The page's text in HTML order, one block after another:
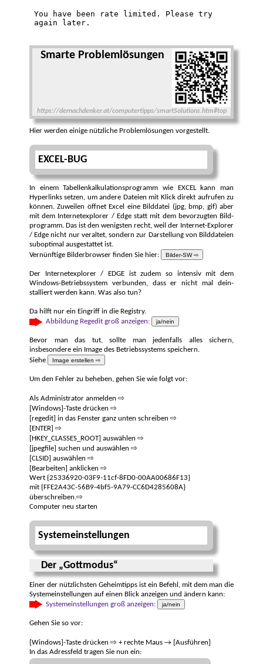
Smarte Problemlö­sungen
https://dernachdenker.at/computertipps/smartSolutions.htm#top
Hier werden einige nützliche Problem­lösungen vorge­stellt.
EXCEL-BUG
In einem Tabellen­kalkulations­programm wie EXCEL kann man
Hyper­links setzen, um andere Dateien mit Klick direkt auf­rufen zu
können. Zuweilen öffnet Excel eine Bild­datei (jpg, bmp, gif) aber
mit dem Inter­netexplorer / Edge statt mit dem bevor­zugten Bild­
programm. Das ist den wenigsten recht, weil der Internet-Explorer
/ Edge nicht nur ver­altet, sondern zur Dar­stellung von Bild­dateien
suboptimal ausgestattet ist.
Vernünf­tige Bilder­browser finden Sie hier:
Bilder-SW ⇨
Der Internetexplorer / EDGE ist zudem so intensiv mit dem
Windows-Betriebs­system ver­bunden, dass er nicht mal dein­
stalliert werden kann. Was also tun?
Da hilft nur ein Eingriff in die Regis­try.
Abbildung Regedit groß anzeigen:
ja/nein
Bevor man das tut, sollte man jedenfalls alles sichern,
insbesondere ein Image des Betriebssystems speichern.
Siehe
Image erstellen ⇨
Um den Fehler zu beheben, gehen Sie wie folgt vor:
Als Administrator anmelden ⇨
[Windows]-Taste drücken ⇨
[regedit] in das Fenster ganz unten schreiben ⇨
[ENTER] ⇨
[HKEY_CLASSES_ROOT] auswählen ⇨
[jpegfile] suchen und auswählen ⇨
[CLSID] auswählen ⇨
[Bearbeiten] anklicken ⇨
Wert {25336920-03F9-11cf-8FD0-00AA00686F13}
mit {FFE2A43C-56B9-4bf5-9A79-CC6D4285608A}
überschreiben.⇨
Computer neu starten
System­ein­stellungen
Der „Gottmodus“
Einer der nütz­lichsten Geheim­tipps ist ein Befehl, mit dem man die
System­einstellungen auf einen Blick an­zeigen und ändern kann:
Systemeinstellungen groß anzeigen:
ja/nein
Gehen Sie so vor:
[Windows]-Taste drücken ⇨ + rechte Maus → [Ausführen]
In das Adressfeld tragen Sie nun ein: